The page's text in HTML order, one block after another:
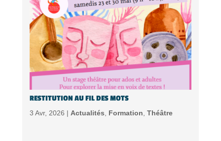
RESTITUTION AU FIL DES MOTS
3 Avr, 2026 | Actualités Formation Théâtre